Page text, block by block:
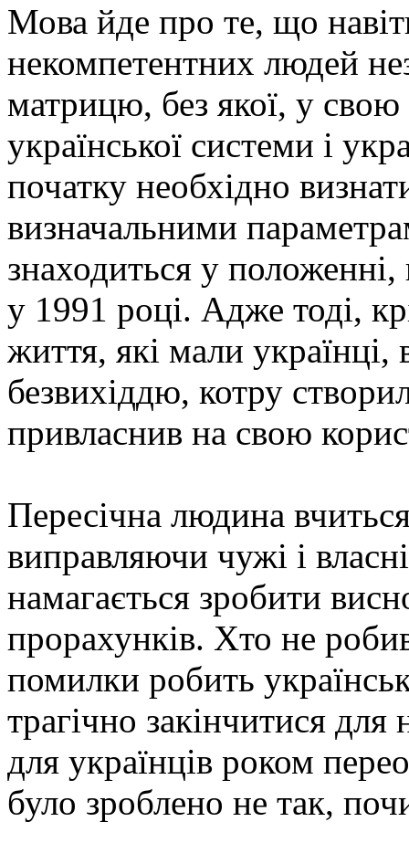
Мова йде про те, що
некомпетентних людей
матрицю, без якої, у
української системи і
початку необхідно
визначальними
знаходиться у
у 1991 році. Адже тоді,
життя, які мали українці,
безвихіддю, котру
привласнив на свою
Пересічна людина
виправляючи чужі і
намагається зробити
прорахунків. Хто не
помилки робить
трагічно закінчитися
для українців роком
було зроблено не так,